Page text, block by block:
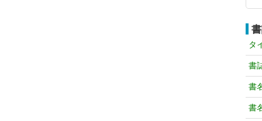
タ
書
書
書